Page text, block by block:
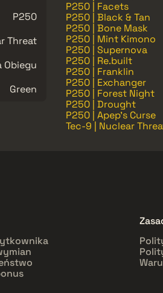
P250
Threat
Obiegu
Green
P250 | Facets
P250 | Black & Tan
P250 | Bone Mask
P250 | Mint Kimono
P250 | Supernova
P250 | Re.built
P250 | Franklin
P250 | Exchanger
P250 | Forest Night
P250 | Drought
P250 | Apep's Curse
Tec-9 | Nuclear